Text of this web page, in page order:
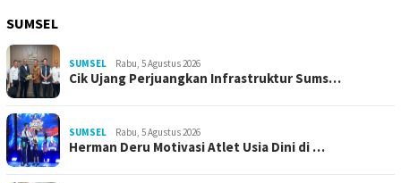
SUMSEL
SUMSEL Rabu, 5 Agustus 2026
Cik Ujang Perjuangkan Infrastruktur Sums…
SUMSEL Rabu, 5 Agustus 2026
Herman Deru Motivasi Atlet Usia Dini di …